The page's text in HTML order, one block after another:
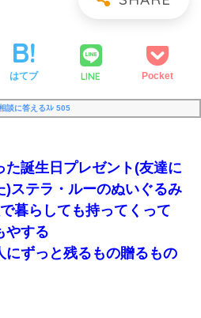
はてブ LINE Pocket
談に答えるｽﾚ 505
た誕生日プレゼント(友達に
)ステラ・ルーのぬいぐるみ
暮らしても持ってくって
やする
にずっと残るもの贈るもの